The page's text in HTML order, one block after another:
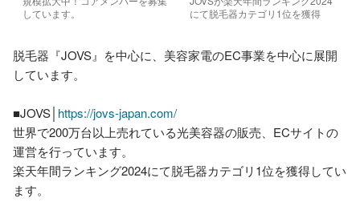
しています。
にて脱毛器カテゴリ1位を獲得
脱毛器『JOVS』を中心に、美容家電のEC事業を中心に展開
しています。
■JOVS│ https://jovs-japan.com/
世界で200万台以上売れている光美容器の販売、ECサイトの
運営を行っています。
楽天年間ランキング2024にて脱毛器カテゴリ1位を獲得してい